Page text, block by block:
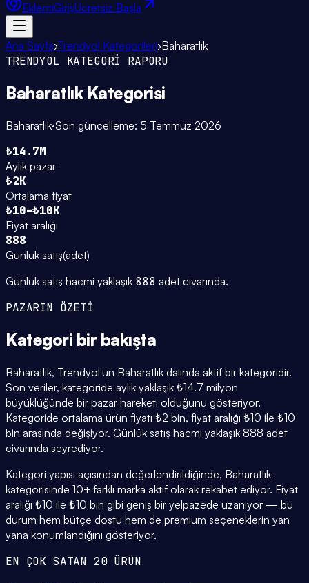
EklentiGirişÜcretsiz Başla
Ana Sayfa›Trendyol Kategorileri›Baharatlık
TRENDYOL KATEGORİ RAPORU
Baharatlık Kategorisi
Baharatlık·Son güncelleme: 5 Temmuz 2026
₺14.7M
Aylık pazar
₺2K
Ortalama fiyat
₺10–₺10K
Fiyat aralığı
888
Günlük satış(adet)
Günlük satış hacmi yaklaşık 888 adet civarında.
PAZARIN ÖZETİ
Kategori bir bakışta
Baharatlık, Trendyol'un Baharatlık dalında aktif bir kategoridir.
Son veriler, kategoride aylık yaklaşık ₺14.7 milyon
büyüklüğünde bir pazar hareketi olduğunu gösteriyor.
Kategoride ortalama ürün fiyatı ₺2 bin, fiyat aralığı ₺10 ile ₺10
bin arasında değişiyor. Günlük satış hacmi yaklaşık 888 adet
civarında seyrediyor.
Kategori yapısı açısından değerlendirildiğinde, Baharatlık
kategorisinde 10+ farklı marka aktif olarak rekabet ediyor. Fiyat
aralığı ₺10 ile ₺10 bin gibi geniş bir yelpazede uzanıyor — bu
durum hem bütçe dostu hem de premium seçeneklerin yan
yana konumlandığını gösteriyor.
EN ÇOK SATAN 20 ÜRÜN